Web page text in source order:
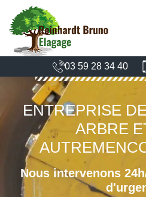
03 59 28 34 40
ENTREPRISE
ARBRE
Nous intervenons